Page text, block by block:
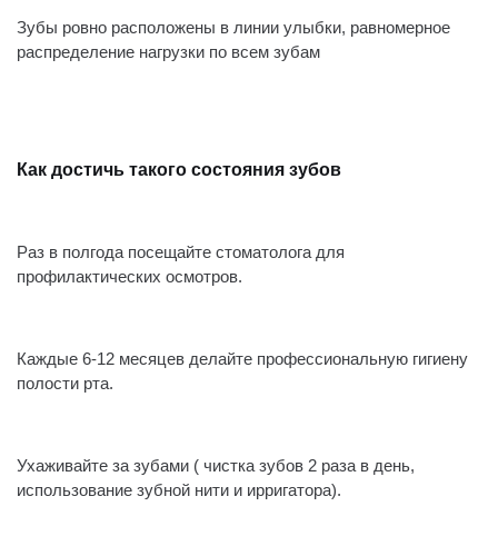
Зубы ровно расположены в линии улыбки, равномерное
распределение нагрузки по всем зубам
Как достичь такого состояния зубов
Раз в полгода посещайте стоматолога для
профилактических осмотров.
Каждые 6-12 месяцев делайте профессиональную гигиену
полости рта.
Ухаживайте за зубами ( чистка зубов 2 раза в день,
использование зубной нити и ирригатора).